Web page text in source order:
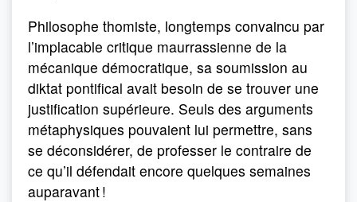
Philosophe thomiste, longtemps convaincu par
l’implacable critique maurrassienne de la
mécanique démocratique, sa soumission au
diktat pontifical avait besoin de se trouver une
justification supérieure. Seuls des arguments
métaphysiques pouvaient lui permettre, sans
se déconsidérer, de professer le contraire de
ce qu’il défendait encore quelques semaines
auparavant !